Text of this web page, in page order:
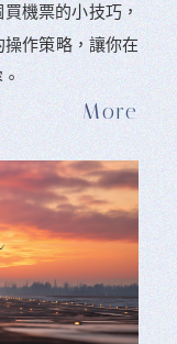
機票的小技巧，
作策略，讓你在